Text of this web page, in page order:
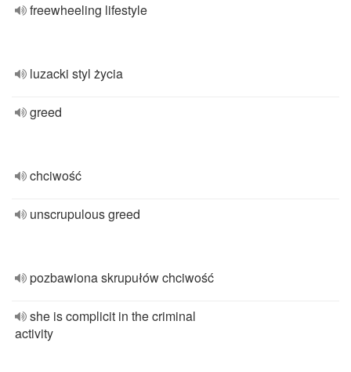
freewheeling lifestyle
luzacki styl życia
greed
chciwość
unscrupulous greed
pozbawiona skrupułów chciwość
she is complicit in the criminal
activity